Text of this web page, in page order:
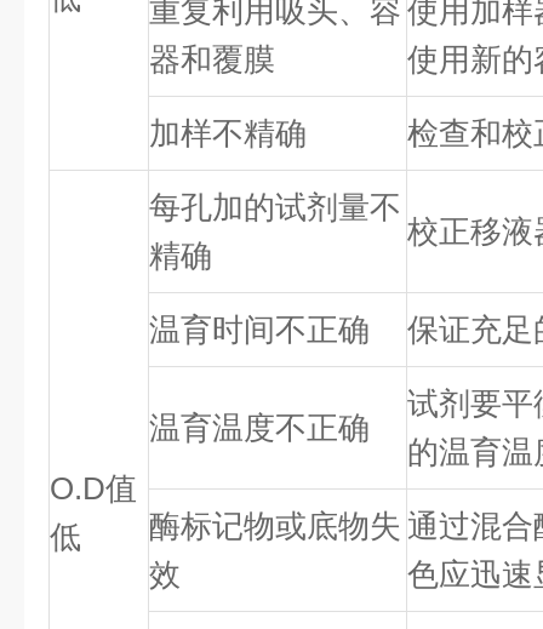
重复利用吸头、容
器和覆膜
使用加样
使用新的
加样不精确 检查和校
O.D值
低
每孔加的试剂量不
精确
校正移液
温育时间不正确 保证充足
温育温度不正确
试剂要平
的温育温
酶标记物或底物失
效
通过混
色应迅速